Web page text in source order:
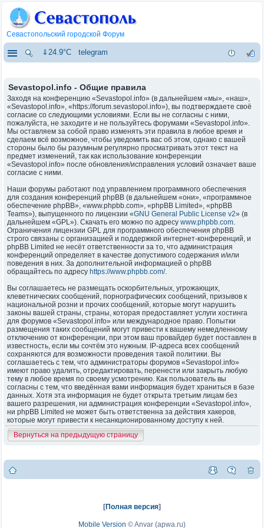
Севастопольский городской Форум
⇓24.9°C telegram
Sevastopol.info - Общие правила
Заходя на конференцию «Sevastopol.info» (в дальнейшем «мы», «наш»,
«Sevastopol.info», «https://forum.sevastopol.info»), вы подтверждаете своё
согласие со следующими условиями. Если вы не согласны с ними,
пожалуйста, не заходите и не пользуйтесь форумами «Sevastopol.info».
Мы оставляем за собой право изменять эти правила в любое время и
сделаем всё возможное, чтобы уведомить вас об этом, однако с вашей
стороны было бы разумным регулярно просматривать этот текст на
предмет изменений, так как использование конференции
«Sevastopol.info» после обновления/исправления условий означает ваше
согласие с ними.
Наши форумы работают под управлением программного обеспечения
для создания конференций phpBB (в дальнейшем «они», «программное
обеспечение phpBB», «www.phpbb.com», «phpBB Limited», «phpBB
Teams»), выпущенного по лицензии «GNU General Public License v2» (в
дальнейшем «GPL»). Скачать его можно по адресу www.phpbb.com.
Ограничения лицензии GPL для программного обеспечения phpBB
строго связаны с организацией и поддержкой интернет-конференций, и
phpBB Limited не несёт ответственности за то, что администрация
конференций определяет в качестве допустимого содержания и/или
поведения в них. За дополнительной информацией о phpBB
обращайтесь по адресу https://www.phpbb.com/.
Вы соглашаетесь не размещать оскорбительных, угрожающих,
клеветнических сообщений, порнографических сообщений, призывов к
национальной розни и прочих сообщений, которые могут нарушить
законы вашей страны, страны, которая предоставляет услуги хостинга
для форумов «Sevastopol.info» или международное право. Попытки
размещения таких сообщений могут привести к вашему немедленному
отключению от конференции, при этом ваш провайдер будет поставлен в
известность, если мы сочтём это нужным. IP-адреса всех сообщений
сохраняются для возможности проведения такой политики. Вы
соглашаетесь с тем, что администраторы форумов «Sevastopol.info»
имеют право удалить, отредактировать, перенести или закрыть любую
тему в любое время по своему усмотрению. Как пользователь вы
согласны с тем, что введённая вами информация будет храниться в базе
данных. Хотя эта информация не будет открыта третьим лицам без
вашего разрешения, ни администрация конференции «Sevastopol.info»,
ни phpBB Limited не может быть ответственна за действия хакеров,
которые могут привести к несанкционированному доступу к ней.
Вернуться на предыдущую страницу
[Полная версия]
Mobile Version ©Anvar (apwa.ru)